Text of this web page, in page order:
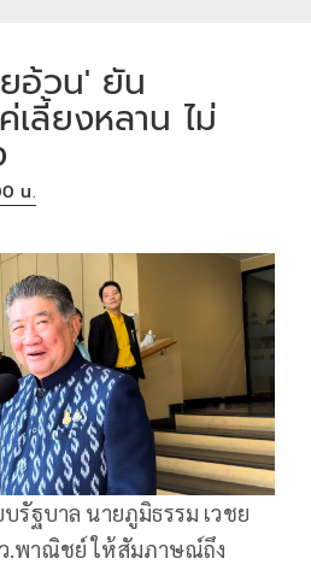
อ้วน' ยัน
ลี้ยงหลาน ไม่
น.
รัฐบาล นายภูมิธรรม เวชย
.พาณิชย์ ให้สัมภาษณ์ถึง